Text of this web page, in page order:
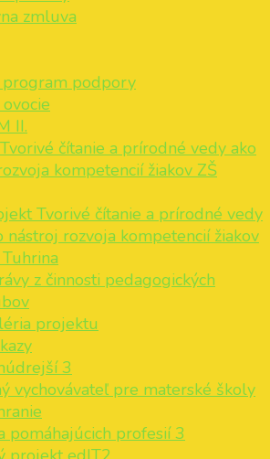
zmluva
program podpory
II.
čítanie a prírodné vedy ako
kompetencií žiakov ZŠ
Tvorivé čítanie a prírodné vedy
nástroj rozvoja kompetencií žiakov
z činnosti pedagogických
projektu
3
vychovávateľ pre materské školy
pomáhajúcich profesií 3